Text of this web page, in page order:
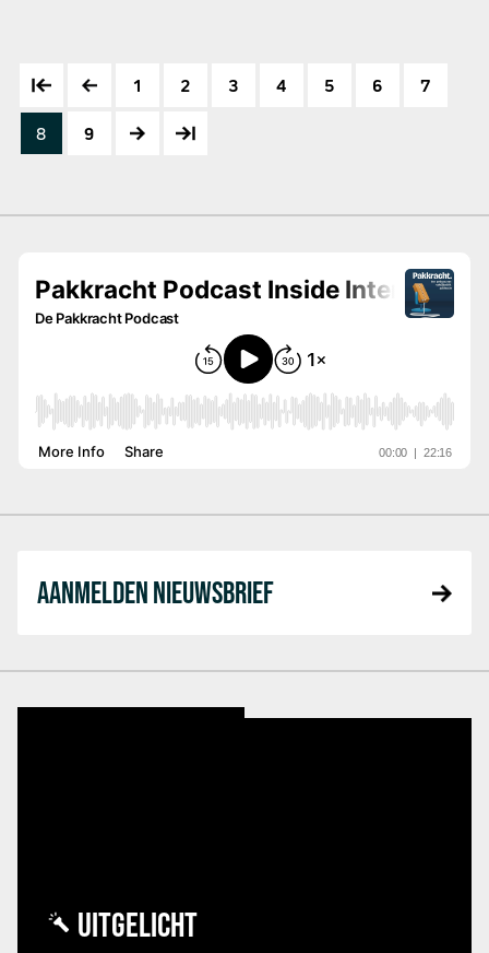
1 2 3 4 5 6 7
8 9
AANMELDEN NIEUWSBRIEF
UITGELICHT